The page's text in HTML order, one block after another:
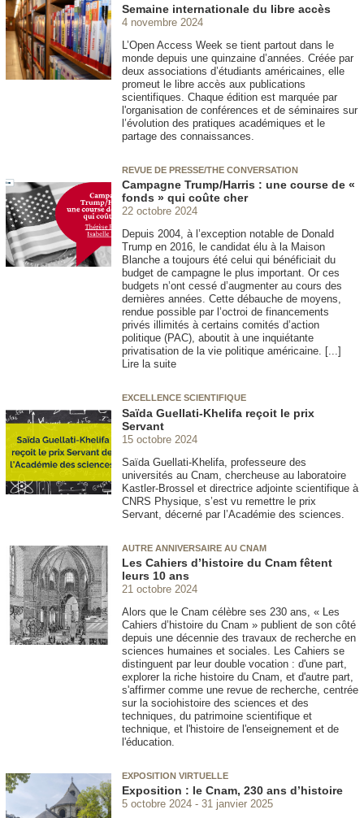
Semaine internationale du libre accès
4 novembre 2024
L’Open Access Week se tient partout dans le
monde depuis une quinzaine d’années. Créée par
deux associations d’étudiants américaines, elle
promeut le libre accès aux publications
scientifiques. Chaque édition est marquée par
l'organisation de conférences et de séminaires sur
l’évolution des pratiques académiques et le
partage des connaissances.
REVUE DE PRESSE/THE CONVERSATION
Campagne Trump/Harris : une course de «
fonds » qui coûte cher
22 octobre 2024
Depuis 2004, à l’exception notable de Donald
Trump en 2016, le candidat élu à la Maison
Blanche a toujours été celui qui bénéficiait du
budget de campagne le plus important. Or ces
budgets n’ont cessé d’augmenter au cours des
dernières années. Cette débauche de moyens,
rendue possible par l’octroi de financements
privés illimités à certains comités d’action
politique (PAC), aboutit à une inquiétante
privatisation de la vie politique américaine. [...]
Lire la suite
EXCELLENCE SCIENTIFIQUE
Saïda Guellati-Khelifa reçoit le prix
Servant
15 octobre 2024
Saïda Guellati-Khelifa, professeure des
universités au Cnam, chercheuse au laboratoire
Kastler-Brossel et directrice adjointe scientifique à
CNRS Physique, s’est vu remettre le prix
Servant, décerné par l’Académie des sciences.
AUTRE ANNIVERSAIRE AU CNAM
Les Cahiers d’histoire du Cnam fêtent
leurs 10 ans
21 octobre 2024
Alors que le Cnam célèbre ses 230 ans, « Les
Cahiers d’histoire du Cnam » publient de son côté
depuis une décennie des travaux de recherche en
sciences humaines et sociales. Les Cahiers se
distinguent par leur double vocation : d'une part,
explorer la riche histoire du Cnam, et d'autre part,
s'affirmer comme une revue de recherche, centrée
sur la sociohistoire des sciences et des
techniques, du patrimoine scientifique et
technique, et l'histoire de l'enseignement et de
l'éducation.
EXPOSITION VIRTUELLE
Exposition : le Cnam, 230 ans d’histoire
5 octobre 2024
31 janvier 2025